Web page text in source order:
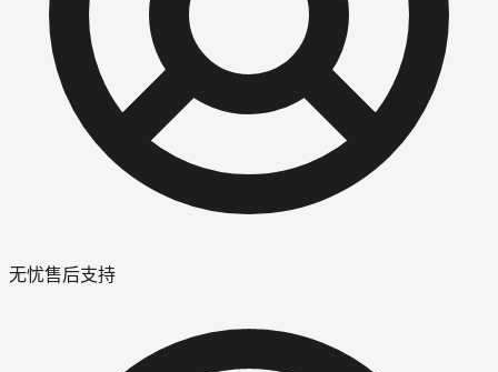
无忧售后支持